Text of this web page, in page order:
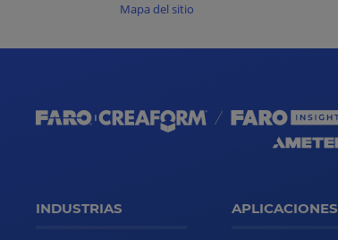
Mapa del sitio
INDUSTRIAS APLICACIONES